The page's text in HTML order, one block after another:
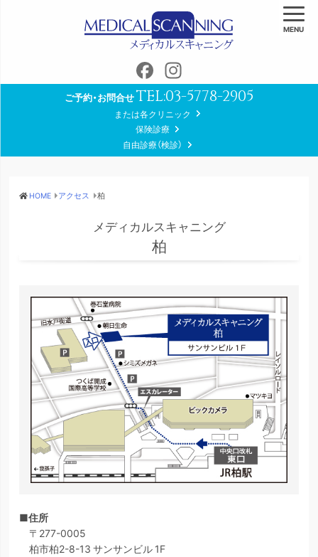
Facebook
ご予約・お問合せTEL:03-5778-2905
または各クリニック
保険診療
自由診療（検診）
MENU
HOME アクセス 柏
メディカルスキャニング
柏
■住所
〒277-0005
柏市柏2-8-13 サンサンビル 1F